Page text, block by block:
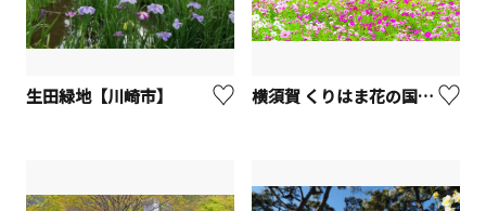
生田緑地【川崎市】 横須賀 くりはま花の国【横須賀市】